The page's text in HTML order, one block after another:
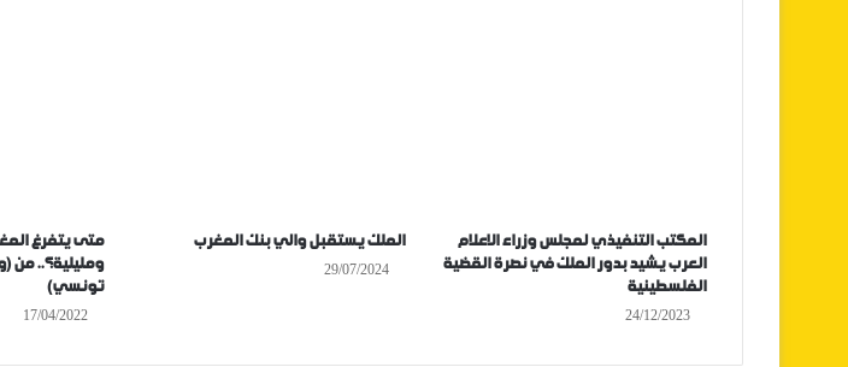
المكتب التنفيذي لمجلس وزراء الاعلام
العرب يشيد بدور الملك في نصرة القضية
الفلسطينية
24/12/2023
الملك يستقبل والي بنك المغرب
29/07/2024
متى يتفرغ
ومليلية؟.. من
تونسي)
17/04/2022